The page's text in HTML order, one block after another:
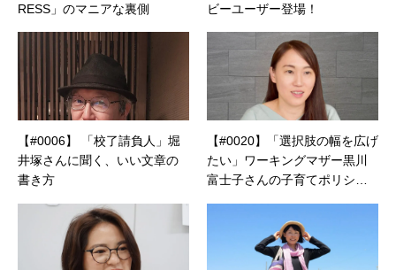
RESS」のマニアな裏側
ビーユーザー登場！
【#0006】 「校了請負人」堀
井塚さんに聞く、いい文章の
書き方
【#0020】「選択肢の幅を広げ
たい」ワーキングマザー黒川
富士子さんの子育てポリシー